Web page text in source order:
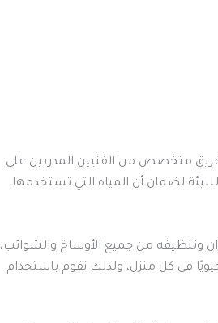
فريق متخصص من الفنيين المدربين على
لضمان أن المياه التي تستخدمها
وتنظيفه من جميع الأوساخ والشوائب،
في كل منزل، ولذلك نقوم باستخدام